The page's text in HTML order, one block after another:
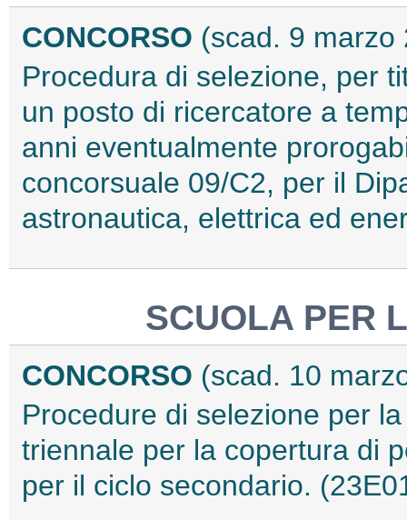
CONCORSO (scad. 9 marzo
Procedura di selezione, per
un posto di ricercatore a
anni eventualmente
concorsuale 09/C2, per il
astronautica, elettrica ed
SCUOLA PER
CONCORSO (scad. 10
Procedure di selezione per
triennale per la copertura di
per il ciclo secondario.